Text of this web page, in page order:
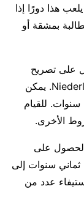
هذا دورًا إذا
بمشقة أو
على تصريح
Niederlassungserlaubnis. يمكن
للقيام
الأخرى.
على
سنوات إلى
عدد من